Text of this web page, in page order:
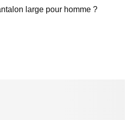
large pour homme ?